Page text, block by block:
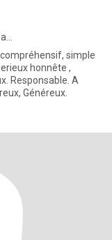
simple
honnête ,
Responsable. A
l'écoute. Humoriste. Passionné. très chaleureux, Généreux.